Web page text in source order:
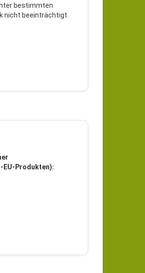
bestimmten
nicht beeinträchtigt.
EU-Produkten):